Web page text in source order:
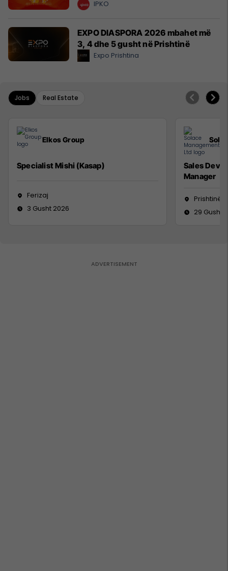
IPKO
EXPO DIASPORA 2026 mbahet më
3, 4 dhe 5 gusht në Prishtinë
Expo Prishtina
Jobs Real Estate
Elkos Group
Specialist Mishi (Kasap)
Ferizaj
3 Gusht 2026
Sales
Manager
Prishtinë
29 Gusht